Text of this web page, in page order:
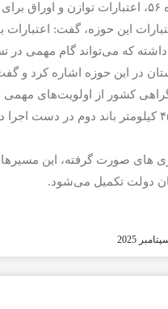
در این حوزه اشاره کرد و
کشور از اولویت‌های مهمی
های صورت گرفته، این
دولت تکمیل می‌شود.